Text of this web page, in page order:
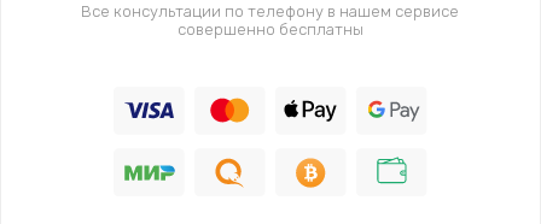
Все консультации по телефону в нашем сервисе
совершенно бесплатны